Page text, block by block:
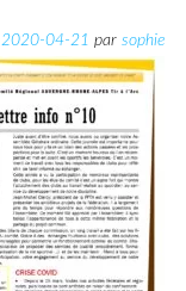
2020-04-21 par sophie